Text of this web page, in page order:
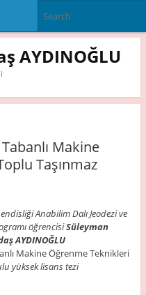
AYDINOĞLU
Makine
Taşınmaz
Anabilim Dalı Jeodezi ve
öğrencisiSüleyman
AYDINOĞLU
Makine Öğrenme Teknikleri
yüksek lisans tezi